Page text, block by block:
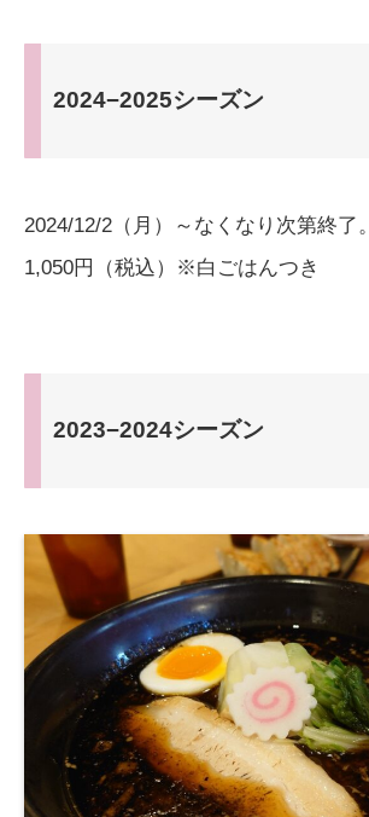
2024−2025シーズン
2024/12/2（月）～なくなり次第終了。
1,050円（税込）※白ごはんつき
2023−2024シーズン